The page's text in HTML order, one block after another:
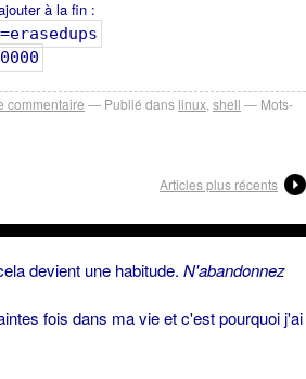
à la fin :
commentaire Publié dans linux shell
Mots-
Articles plus récents
devient une habitude. N'abandonnez
fois dans ma vie et c'est pourquoi j'ai